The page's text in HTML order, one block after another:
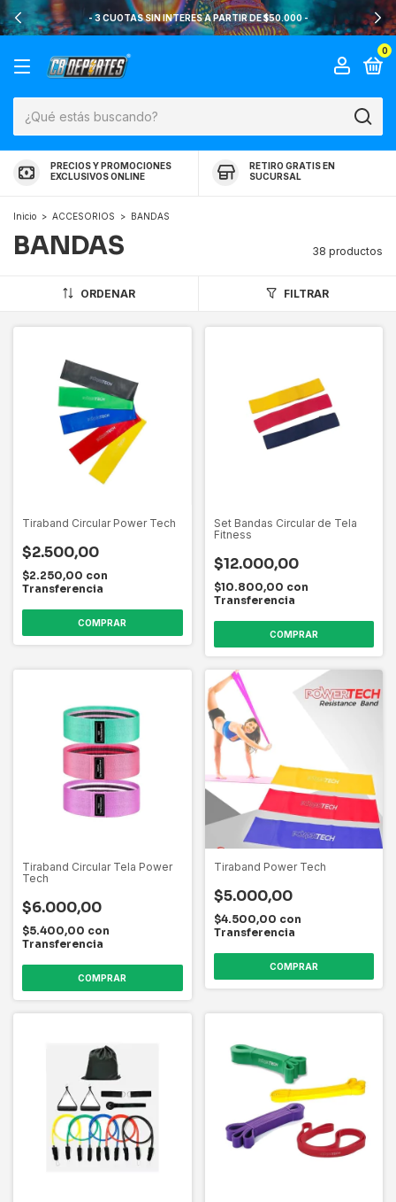
- 3 CUOTAS SIN INTERES A PARTIR DE $50.000 -
0
PRECIOS Y PROMOCIONES
EXCLUSIVOS ONLINE
RETIRO GRATIS EN
SUCURSAL
Inicio > ACCESORIOS > BANDAS
BANDAS 38 productos
ORDENAR FILTRAR
Tiraband Circular Power Tech
$2.500,00
$2.250,00 con
Transferencia
COMPRAR
Set Bandas Circular de Tela
Fitness
$12.000,00
$10.800,00 con
Transferencia
Tiraband Circular Tela Power
Tech
$6.000,00
$5.400,00 con
Transferencia
COMPRAR
Tiraband Power Tech
$5.000,00
$4.500,00 con
Transferencia
COMPRAR